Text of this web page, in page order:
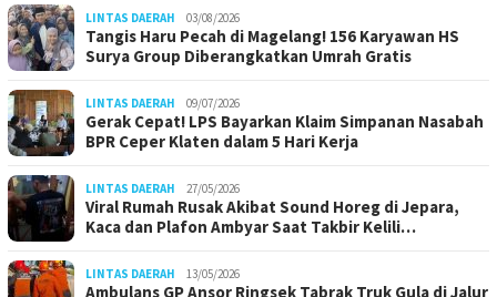
LINTAS DAERAH 03/08/2026
Tangis Haru Pecah di Magelang! 156 Karyawan HS
Surya Group Diberangkatkan Umrah Gratis
LINTAS DAERAH 09/07/2026
Gerak Cepat! LPS Bayarkan Klaim Simpanan Nasabah
BPR Ceper Klaten dalam 5 Hari Kerja
LINTAS DAERAH 27/05/2026
Viral Rumah Rusak Akibat Sound Horeg di Jepara,
Kaca dan Plafon Ambyar Saat Takbir Kelili…
LINTAS DAERAH 13/05/2026
Ambulans GP Ansor Ringsek Tabrak Truk Gula di Jalur